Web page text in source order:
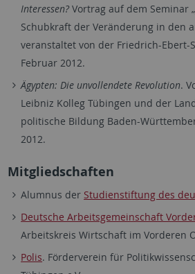
Interessen?Vortrag auf dem Seminar
Schubkraft der Veränderung in den
veranstaltet von der Friedrich-Ebert-
Februar 2012.
Ägypten: Die unvollendete Revolution.
Leibniz Kolleg Tübingen und der
politische Bildung Baden-
2012.
Mitgliedschaften
Alumnus der Studienstiftung des
Deutsche Arbeitsgemeinschaft
Arbeitskreis Wirtschaft im Vorderen
Polis. Förderverein für